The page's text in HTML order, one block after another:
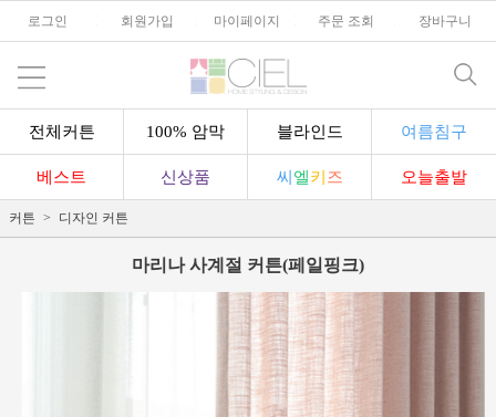
로그인 회원가입 마이페이지 주문 조회 장바구니
전체커튼 100% 암막 블라인드 여름침구
베스트 신상품 씨 엘키 즈 오늘출발
커튼 디자인 커튼
마리나 사계절 커튼(페일핑크)